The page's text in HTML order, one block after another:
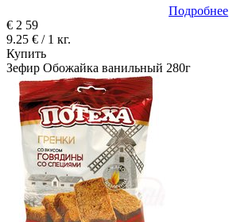
Подробнее
€ 2 59
9.25 € / 1 кг.
Купить
Зефир Обожайка ванильный 280г